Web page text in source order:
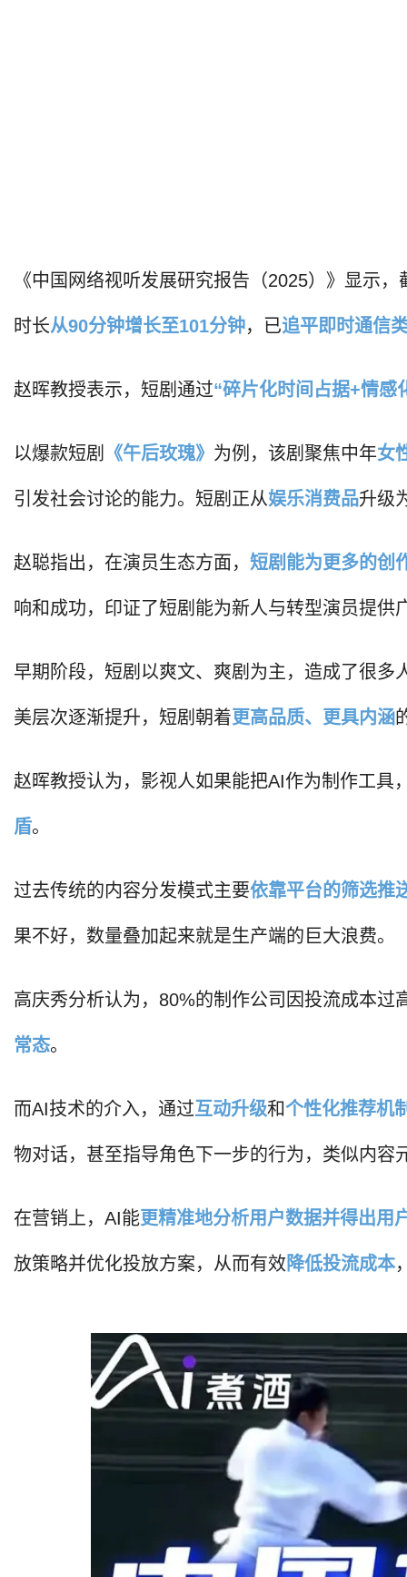
《中国网络视听发展研究报告（2025）》显示
时长从90分钟增长至101分钟，已追平即时通信
赵晖教授表示，短剧通过“碎片化时间占据+情感
以爆款短剧 《午后玫瑰》 为例，该剧聚焦中年女
引发社会讨论的能力。短剧正从娱乐消费品升级
赵聪指出，在演员生态方面， 短剧能为更多的创
响和成功，印证了短剧能为新人与转型演员提
早期阶段，短剧以爽文、爽剧为主，造成了很
美层次逐渐提升，短剧朝着更高品质、更具内涵
赵晖教授认为，影视人如果能把AI作为制作工具
盾。
过去传统的内容分发模式主要依靠平台的筛选推
果不好，数量叠加起来就是生产端的巨大浪费。
高庆秀分析认为，80%的制作公司因投流成本
常态。
而AI技术的介入，通过互动升级和个性化推荐机
物对话，甚至指导角色下一步的行为，类似内
在营销上，AI能更精准地分析用户数据并得出用
放策略并优化投放方案，从而有效降低投流成本